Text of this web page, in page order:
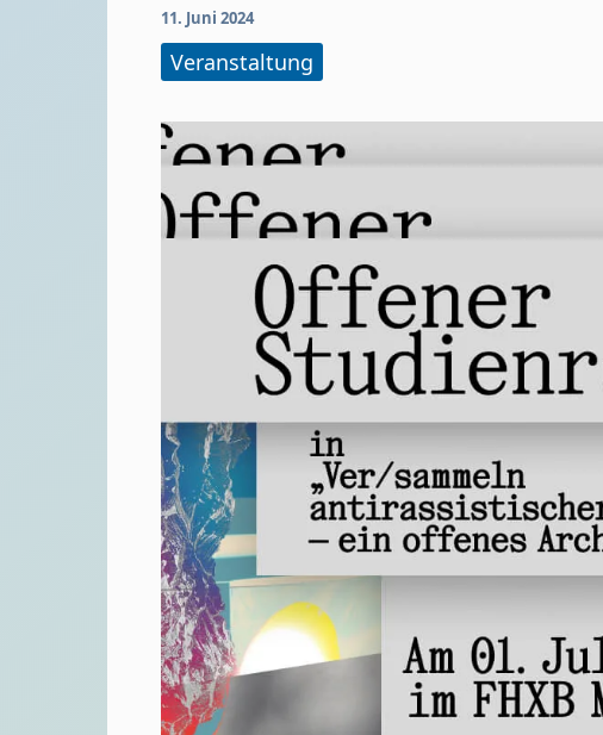
11. Juni 2024
Veranstaltung